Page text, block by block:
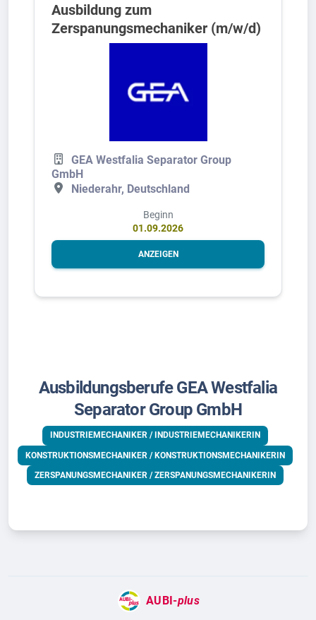
Ausbildung zum
Zerspanungsmechaniker (m/w/d)
GEA Westfalia Separator Group
GmbH
Niederahr, Deutschland
Beginn
01.09.2026
ANZEIGEN
Ausbildungsberufe GEA Westfalia
Separator Group GmbH
INDUSTRIEMECHANIKER / INDUSTRIEMECHANIKERIN
KONSTRUKTIONSMECHANIKER / KONSTRUKTIONSMECHANIKERIN
ZERSPANUNGSMECHANIKER / ZERSPANUNGSMECHANIKERIN
AUBI-plus